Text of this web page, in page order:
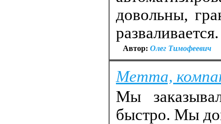
довольны,
Автор: Олег Тимофеевич
Метта,
Мы
быстро. Мы